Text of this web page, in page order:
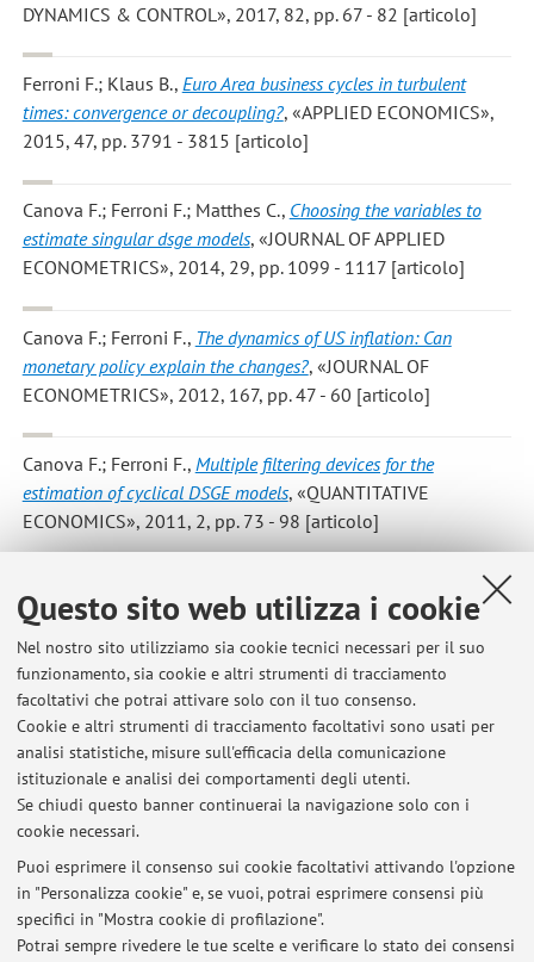
Questo sito web utilizza i cookie
Nel nostro sito utilizziamo sia cookie tecnici necessari per il suo
funzionamento, sia cookie e altri strumenti di tracciamento
facoltativi che potrai attivare solo con il tuo consenso.
Cookie e altri strumenti di tracciamento facoltativi sono usati per
analisi statistiche, misure sull'efficacia della comunicazione
istituzionale e analisi dei comportamenti degli utenti.
Se chiudi questo banner continuerai la navigazione solo con i
cookie necessari.
Puoi esprimere il consenso sui cookie facoltativi attivando l'opzione
in "Personalizza cookie" e, se vuoi, potrai esprimere consensi più
specifici in "Mostra cookie di profilazione".
Potrai sempre rivedere le tue scelte e verificare lo stato dei consensi
DYNAMICS & CONTROL», 2017, 82, pp. 67 - 82 [articolo]
Ferroni F.; Klaus B., Euro Area business cycles in turbulent
times: convergence or decoupling?, «APPLIED ECONOMICS»,
2015, 47, pp. 3791 - 3815 [articolo]
Canova F.; Ferroni F.; Matthes C., Choosing the variables to
estimate singular dsge models, «JOURNAL OF APPLIED
ECONOMETRICS», 2014, 29, pp. 1099 - 1117 [articolo]
Canova F.; Ferroni F., The dynamics of US inflation: Can
monetary policy explain the changes?, «JOURNAL OF
ECONOMETRICS», 2012, 167, pp. 47 - 60 [articolo]
Canova F.; Ferroni F., Multiple filtering devices for the
estimation of cyclical DSGE models, «QUANTITATIVE
ECONOMICS», 2011, 2, pp. 73 - 98 [articolo]
Ferroni Filippo , Trend agnostic one-step estimation of DSGE
models, «THE B.E. JOURNAL OF MACROECONOMICS», 2011,
11, Article number: 25, pp. 1 - 34 [articolo]
Ferroni, Filippo
Commentary on MEDEA: A DSGE model for the
Spanish economy, «SERIES», 2010, 1, pp. 245 - 249 [articolo]
Ultimi avvisi